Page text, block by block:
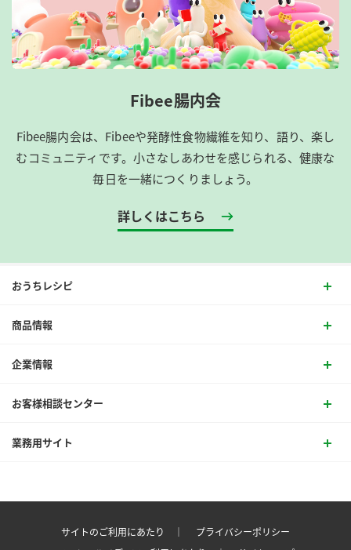
Fibee腸内会
Fibee腸内会は、​Fibeeや発酵性食物繊維を知り、語り、楽し
むコミュニティです。​小さなしあわせを感じられる、健康な
毎日を一緒につくりましょう。
詳しくはこちら
おうちレシピ
商品情報
企業情報
お客様相談センター
業務用サイト
サイトのご利用にあたり ｜
プライバシーポリシー